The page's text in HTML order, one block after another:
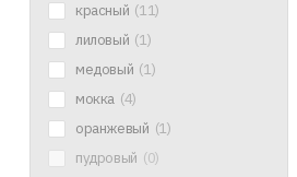
красный (11)
лиловый (1)
медовый (1)
мокка (4)
оранжевый (1)
пудровый (0)